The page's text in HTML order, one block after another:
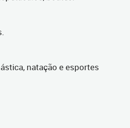
natação e esportes